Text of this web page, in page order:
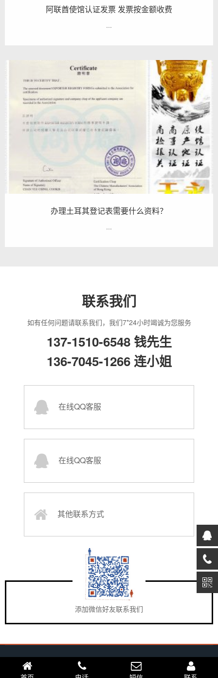
阿联酋使馆认证发票 发票按金额收费
...
办理土耳其登记表需要什么资料？
...
联系我们
如有任何问题请联系我们，我们7*24小时竭诚为您服务
137-1510-6548 钱先生
136-7045-1266 连小姐
在线QQ客服
在线QQ客服
其他联系方式
添加微信好友联系我们
13715106548@163.com | 粤ICP备18151747号
粤公网安备
44030002001630